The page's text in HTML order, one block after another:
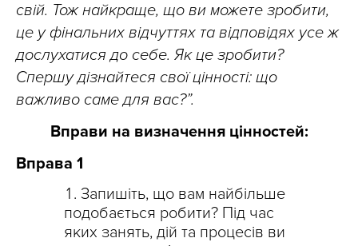
свій. Тож найкраще, що ви можете зробити,
це у фінальних відчуттях та відповідях усе ж
дослухатися до себе. Як це зробити?
Спершу дізнайтеся свої цінності: що
важливо саме для вас?”.
Вправи на визначення цінностей:
Вправа 1
Запишіть, що вам найбільше
подобається робити? Під час
яких занять, дій та процесів ви